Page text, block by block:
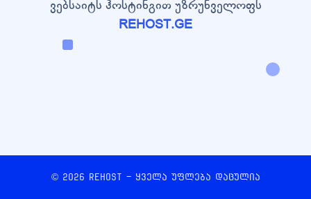
ვებსაიტს ჰოსტინგით უზრუნველოფს
REHOST.GE
© 2026 REHOST - ყველა უფლება დაცულია